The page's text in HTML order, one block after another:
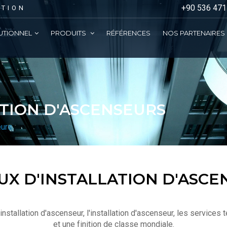
+90 536
PRODUITS RÉFÉRENCES NOS PARTENAIRES
D'ASCENSEURS
D'INSTALLATION
d'ascenseur, l'installation d'ascenseur, les services
et une finition de classe mondiale.